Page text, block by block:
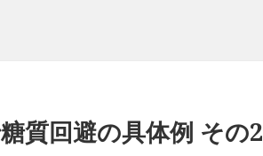
質回避の具体例 その2